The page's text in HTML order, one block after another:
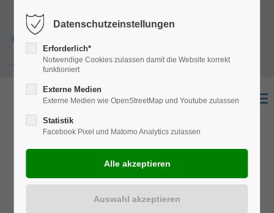
+49
(0)251 322 631
- 0
Datenschutzeinstellungen
Erforderlich*
Notwendige Cookies zulassen damit die Website korrekt
funktioniert
Externe Medien
Externe Medien wie OpenStreetMap und Youtube zulassen
Statistik
Facebook Pixel und Matomo Analytics zulassen